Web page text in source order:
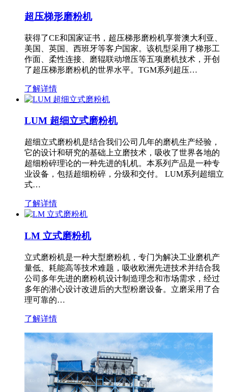
超压梯形磨粉机
获得了CE和国家证书，超压梯形磨粉机享誉澳大利亚、
美国、英国、西班牙等客户国家。该机型采用了梯形工
作面、柔性连接、磨辊联动增压等五项磨机技术，开创
了超压梯形磨粉机的世界水平。TGM系列超压…
了解详情
LUM 超细立式磨粉机
超细立式磨粉机是结合我们公司几年的磨机生产经验，
它的设计和研究的基础上立磨技术，吸收了世界各地的
超细粉碎理论的一种先进的轧机。本系列产品是一种专
业设备，包括超细粉碎，分级和交付。 LUM系列超细立
式…
了解详情
LM 立式磨粉机
立式磨粉机是一种大型磨粉机，专门为解决工业磨机产
量低、耗能高等技术难题，吸收欧洲先进技术并结合我
公司多年先进的磨粉机设计制造理念和市场需求，经过
多年的潜心设计改进后的大型粉磨设备。立磨采用了合
理可靠的…
了解详情